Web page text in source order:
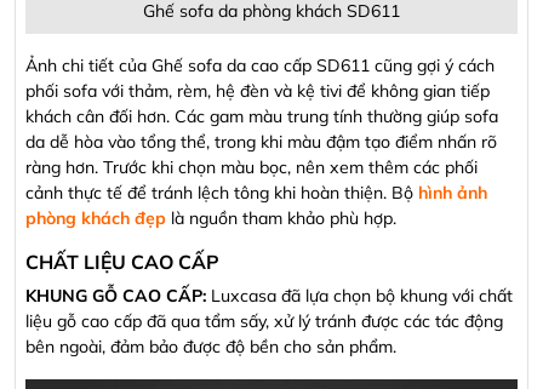
Ghế sofa da phòng khách SD611
Ảnh chi tiết của Ghế sofa da cao cấp SD611 cũng gợi ý cách
phối sofa với thảm, rèm, hệ đèn và kệ tivi để không gian tiếp
khách cân đối hơn. Các gam màu trung tính thường giúp sofa
da dễ hòa vào tổng thể, trong khi màu đậm tạo điểm nhấn rõ
ràng hơn. Trước khi chọn màu bọc, nên xem thêm các phối
cảnh thực tế để tránh lệch tông khi hoàn thiện. Bộ hình ảnh
phòng khách đẹp là nguồn tham khảo phù hợp.
CHẤT LIỆU CAO CẤP
KHUNG GỖ CAO CẤP: Luxcasa đã lựa chọn bộ khung với chất
liệu gỗ cao cấp đã qua tẩm sấy, xử lý tránh được các tác động
bên ngoài, đảm bảo được độ bền cho sản phẩm.